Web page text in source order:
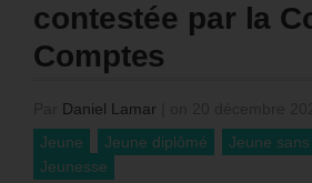
contestée par la
Comptes
Daniel Lamar
Jeune
Jeune diplômé
Jeune
Jeunesse